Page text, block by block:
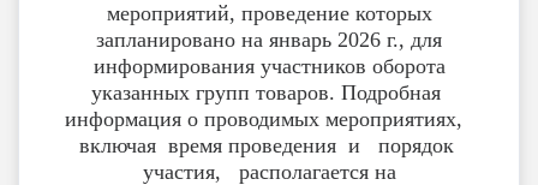
мероприятий, проведение которых
запланировано на январь 2026 г., для
информирования участников оборота
указанных групп товаров. Подробная
информация о проводимых мероприятиях,
включая время проведения и порядок
участия, располагается на